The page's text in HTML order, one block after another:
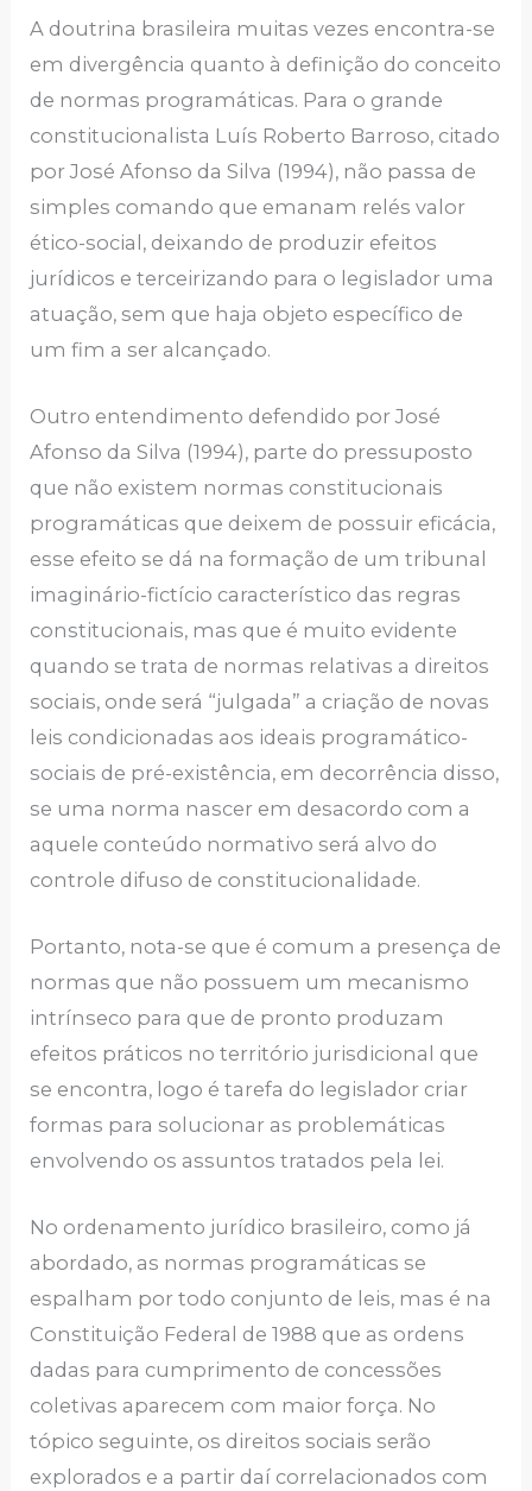
A doutrina brasileira muitas vezes encontra-se
em divergência quanto à definição do conceito
de normas programáticas. Para o grande
constitucionalista Luís Roberto Barroso, citado
por José Afonso da Silva (1994), não passa de
simples comando que emanam relés valor
ético-social, deixando de produzir efeitos
jurídicos e terceirizando para o legislador uma
atuação, sem que haja objeto específico de
um fim a ser alcançado.
Outro entendimento defendido por José
Afonso da Silva (1994), parte do pressuposto
que não existem normas constitucionais
programáticas que deixem de possuir eficácia,
esse efeito se dá na formação de um tribunal
imaginário-fictício característico das regras
constitucionais, mas que é muito evidente
quando se trata de normas relativas a direitos
sociais, onde será “julgada” a criação de novas
leis condicionadas aos ideais programático-
sociais de pré-existência, em decorrência disso,
se uma norma nascer em desacordo com a
aquele conteúdo normativo será alvo do
controle difuso de constitucionalidade.
Portanto, nota-se que é comum a presença de
normas que não possuem um mecanismo
intrínseco para que de pronto produzam
efeitos práticos no território jurisdicional que
se encontra, logo é tarefa do legislador criar
formas para solucionar as problemáticas
envolvendo os assuntos tratados pela lei.
No ordenamento jurídico brasileiro, como já
abordado, as normas programáticas se
espalham por todo conjunto de leis, mas é na
Constituição Federal de 1988 que as ordens
dadas para cumprimento de concessões
coletivas aparecem com maior força. No
tópico seguinte, os direitos sociais serão
explorados e a partir daí correlacionados com